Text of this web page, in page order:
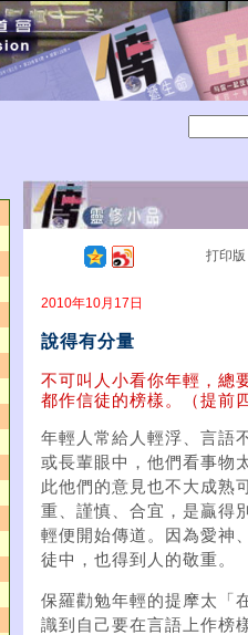
打印
2010年10月17日
說得有分量
不可叫人小看你年輕，總
都作信徒的榜樣。（提前
年輕人常給人輕浮、言語
或長輩眼中，他們看事物
此他們的意見也不大成熟
重、謹慎、合宜，是贏得
輕便開始傳道。因為愛神
徒中，也得到人的敬重。
保羅勸勉年輕的提摩太「
識到自己要在言語上作榜